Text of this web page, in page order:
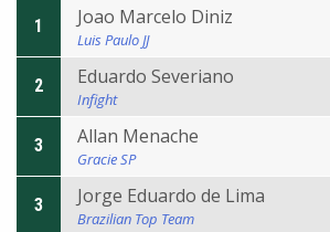
1 Joao Marcelo Diniz
Luis Paulo JJ
2 Eduardo Severiano
Infight
3 Allan Menache
Gracie SP
3 Jorge Eduardo de Lima
Brazilian Top Team